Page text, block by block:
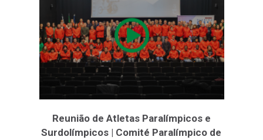
Reunião de Atletas Paralímpicos e
Surdolímpicos | Comité Paralímpico de